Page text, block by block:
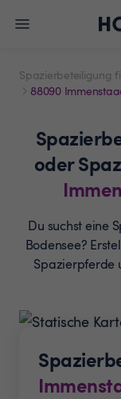
Spazierbeteiligung
88090
oder
Du suchst eine
Bodensee?
Spazierpferde